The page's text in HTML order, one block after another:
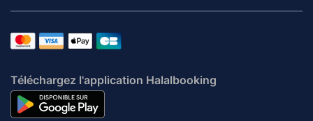
Téléchargez l'application Halalbooking